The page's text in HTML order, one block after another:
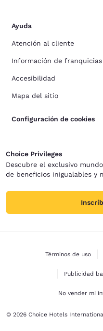
Ayuda
Atención al cliente
Información de franquicias
Accesibilidad
Mapa del sitio
Configuración de cookies
Choice Privileges
Descubre el exclusivo
de beneficios inigualables y
Términos de uso
Publicidad
No vender mi
© 2026 Choice Hotels